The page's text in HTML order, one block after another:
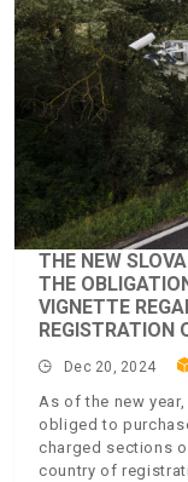
THE NEW
THE
VIGNETTE
REGISTRATION
Dec 20, 2024
As of the new
obliged to
charged sections
country of